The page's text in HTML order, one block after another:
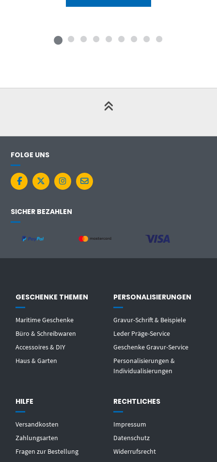
FOLGE UNS
SICHER BEZAHLEN
GESCHENKE THEMEN
Maritime Geschenke
Büro & Schreibwaren
Accessoires & DIY
Haus & Garten
PERSONALISIERUNGEN
Gravur-Schrift & Beispiele
Leder Präge-Service
Geschenke Gravur-Service
Personalisierungen &
Individualisierungen
HILFE
Versandkosten
Zahlungsarten
Fragen zur Bestellung
RECHTLICHES
Impressum
Datenschutz
Widerrufsrecht